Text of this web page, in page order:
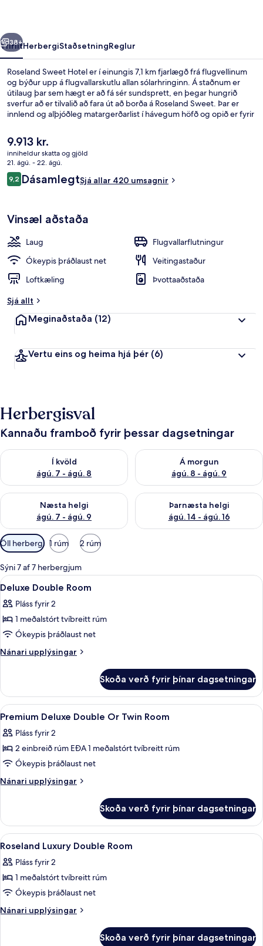
Næsta
38+
YfirlitHerbergiStaðsetningReglur
Roseland Sweet Hotel er í einungis 7,1 km fjarlægð frá flugvellinum
og býður upp á flugvallarskutlu allan sólarhringinn. Á staðnum er
útilaug þar sem hægt er að fá sér sundsprett, en þegar hungrið
sverfur að er tilvalið að fara út að borða á Roseland Sweet. Þar er
innlend og alþjóðleg matargerðarlist í hávegum höfð og opið er fyrir
borgaróperuhúsið og Vincom Center verslunamiðstöðin í einungis
10 mínútna göngufjarlægð. Hjálpsamt starfsfólk og góð staðsetning
eru meðal helstu kosta gististaðarins að mati ferðamanna sem hafa
heimsótt hann. Gististaðurinn er stutt frá almenningssamgöngum:
Óperuhús-lestarstöðin er í 6 mínútna göngufjarlægð og Ba Son-
lestarstöðin í 13 mínútna.
Núverandi
verð
er
9.913 kr.
9.913 kr.
inniheldur skatta og gjöld
21. ágú. - 22. ágú.
Umsagnir
9,29,2 af 10
DásamlegtSjá allar 420 umsagnir
Vinsæl aðstaða
Laug
Flugvallarflutningur
Ókeypis þráðlaust net
Veitingastaður
Loftkæling
Þvottaaðstaða
Sjá allt
Meginaðstaða (12)
Vertu eins og heima hjá þér (6)
Herbergisval
Kannaðu framboð fyrir þessar dagsetningar
Í kvöld
ágú. 7 - ágú. 8
Athuga framboð í kvöld ágú. 7 - ágú. 8
Á morgun
ágú. 8 - ágú. 9
Athuga framboð á morgun
Næsta helgi
ágú. 7 - ágú. 9
Athuga framboð næstu helgi ágú. 7 - ágú. 9
Þarnæsta helgi
ágú. 14 - ágú. 16
Athuga framboð þarnæstu
Síur
í
boði
fyrir
herbergi
Öll herbergi 1 rúm 2 rúm
Sýni 7 af 7 herbergjum
Skoða
allar
myndir
fyrir
Deluxe
Double
Míníbar, öryggishólf í herbergi,
4
Deluxe Double Room
Pláss fyrir 2
1 meðalstórt tvíbreitt rúm
Ókeypis þráðlaust net
Nánari upplýsingar
Nánari
Double
Room
Skoða verð fyrir þínar dagsetningar
Skoða
allar
myndir
fyrir
Premium
Deluxe
Twin
Room
Míníbar, öryggishólf í herbergi,
5
Premium Deluxe Double Or Twin Room
Pláss fyrir 2
2 einbreið rúm EÐA 1 meðalstórt tvíbreitt rúm
Ókeypis þráðlaust net
Nánari upplýsingar
Nánari
Deluxe
Double
Or
Room
Skoða verð fyrir þínar dagsetningar
Skoða
allar
myndir
fyrir
Roseland
Luxury
Míníbar, öryggishólf í herbergi,
5
Roseland Luxury Double Room
Pláss fyrir 2
1 meðalstórt tvíbreitt rúm
Ókeypis þráðlaust net
Nánari upplýsingar
Nánari
Skoða verð fyrir þínar dagsetningar